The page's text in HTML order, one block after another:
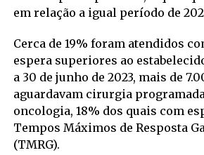
em relação a igual período de
Cerca de 19% foram atendidos
espera superiores ao
a 30 de junho de 2023, mais de
aguardavam cirurgia
oncologia, 18% dos quais com
Tempos Máximos de Resposta
(TMRG).